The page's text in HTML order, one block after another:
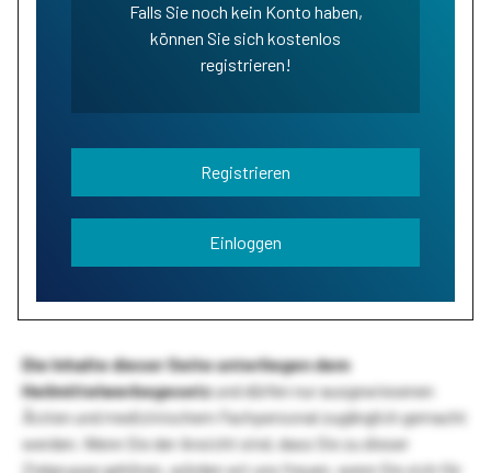
Falls Sie noch kein Konto haben,
können Sie sich kostenlos
registrieren!
Registrieren
Einloggen
Die Inhalte dieser Seite unterliegen dem
Heilmittelwerbegesetzund dürfen nur ausgewiesenen
Ärzten und medizinischem Fachpersonal zugänglich gemacht
werden. Wenn Sie der Ansicht sind, dass Sie zu dieser